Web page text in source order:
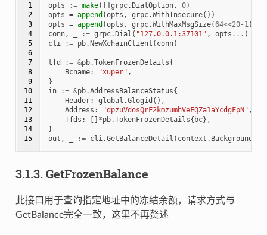
1
2
3
4
5
6
7
8
9
10
11
12
13
14
15
opts := make([] grpc. DialOption, 0)
opts = append (opts , grpc.WithInsecure())
opts = append (opts , grpc.WithMaxMsgSize(64<<20- 1))
conn, := grpc. Dial ( "127.0.0.1:37101" , opts ... )
cli
:= pb. NewXchainClient ( conn)
tfd := &pb.TokenFrozenDetails{
Bcname: "xuper" ,
}
in
:= &pb.AddressBalanceStatus{
Header: global .Glogid (),
Address : "dpzuVdosQrF2kmzumhVeFQZa1aYcdgFpN" ,
Tfds : *pb.TokenFrozenDetails{ bc},
}
out , := cli.GetBalanceDetail ( context . Background
3.1.3. GetFrozenBalance
此接口用于查询指定地址中的冻结余额，请求方式与
GetBalance完全一致，这里不再赘述